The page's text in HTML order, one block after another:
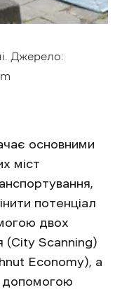
Джерело:
основними
міст
потенціал
двох
(City Scanning)
Economy), а
допомогою